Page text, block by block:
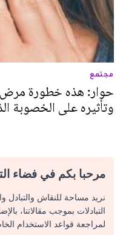
مجتمع
حوار: هذه خطورة مرض
وتأثيره على الخصوبة
مرحبا بكم في فضاء
نريد مساحة للنقاش
التبادلات بموجب مقالاتنا،
لمراجعة قواعد الاستخدام